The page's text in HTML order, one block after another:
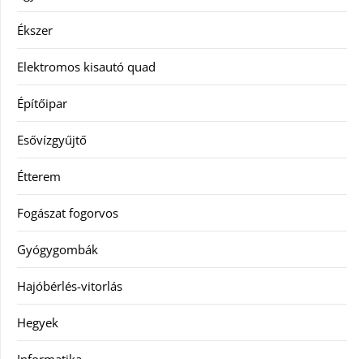
Ékszer
Elektromos kisautó quad
Építőipar
Esővízgyűjtő
Étterem
Fogászat fogorvos
Gyógygombák
Hajóbérlés-vitorlás
Hegyek